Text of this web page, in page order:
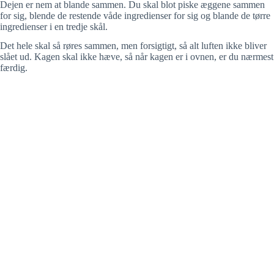
Dejen er nem at blande sammen. Du skal blot piske æggene sammen
for sig, blende de restende våde ingredienser for sig og blande de tørre
ingredienser i en tredje skål.
Det hele skal så røres sammen, men forsigtigt, så alt luften ikke bliver
slået ud. Kagen skal ikke hæve, så når kagen er i ovnen, er du nærmest
færdig.